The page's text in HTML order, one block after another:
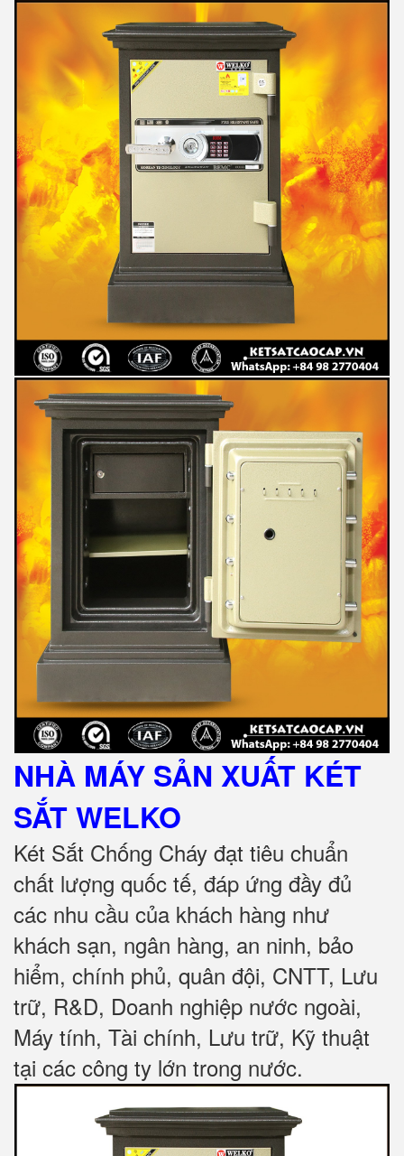
NHÀ MÁY SẢN XUẤT KÉT
SẮTWELKO
Két Sắt Chống Cháy đạt tiêu chuẩn
chất lượng quốc tế, đáp ứng đầy đủ
các nhu cầu của khách hàng như
khách sạn, ngân hàng, an ninh, bảo
hiểm, chính phủ, quân đội, CNTT, Lưu
trữ, R&D, Doanh nghiệp nước ngoài,
Máy tính, Tài chính, Lưu trữ, Kỹ thuật
tại các công ty lớn trong nước.